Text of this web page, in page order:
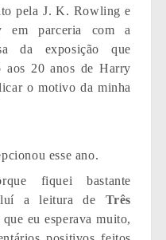
pela J. K. Rowling e
em parceria com a
da exposição que
aos 20 anos de Harry
o motivo da minha
esse ano.
fiquei bastante
a leitura de Três
eu esperava muito,